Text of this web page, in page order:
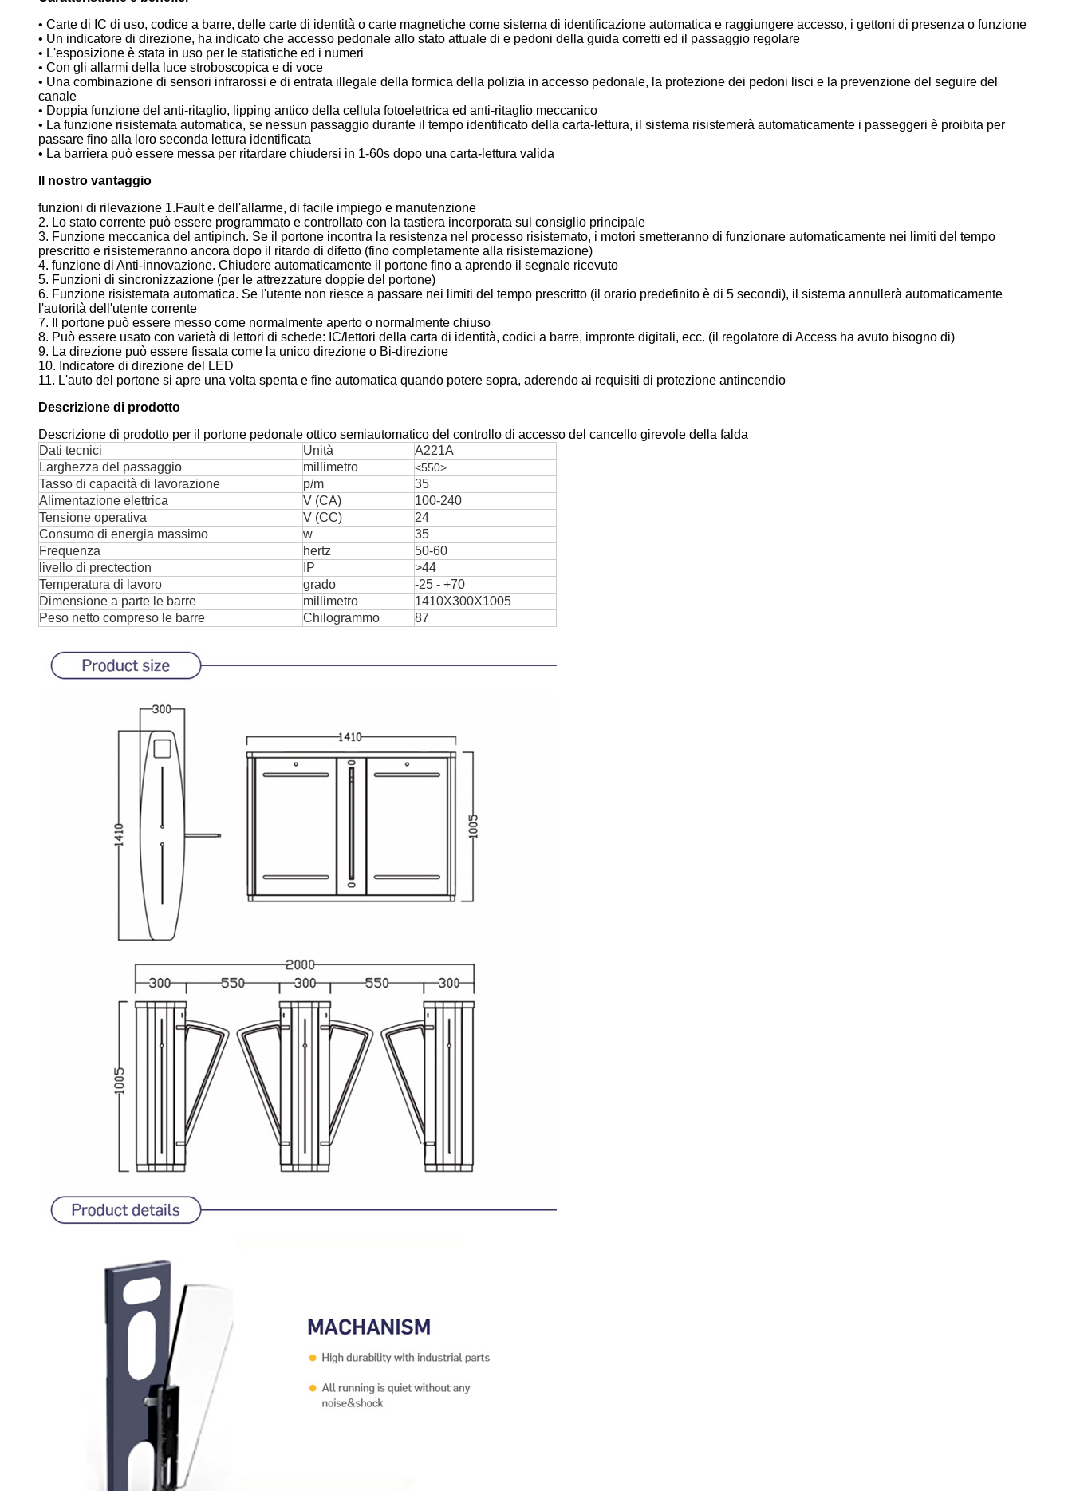
• Carte di IC di uso, codice a barre, delle carte di identità o carte magnetiche come sistema di identificazione automatica e raggiungere accesso, i gettoni di presenza o funzione
• Un indicatore di direzione, ha indicato che accesso pedonale allo stato attuale di e pedoni della guida corretti ed il passaggio regolare
• L'esposizione è stata in uso per le statistiche ed i numeri
• Con gli allarmi della luce stroboscopica e di voce
• Una combinazione di sensori infrarossi e di entrata illegale della formica della polizia in accesso pedonale, la protezione dei pedoni lisci e la prevenzione del seguire del
canale
• Doppia funzione del anti-ritaglio, lipping antico della cellula fotoelettrica ed anti-ritaglio meccanico
• La funzione risistemata automatica, se nessun passaggio durante il tempo identificato della carta-lettura, il sistema risistemerà automaticamente i passeggeri è proibita per
passare fino alla loro seconda lettura identificata
• La barriera può essere messa per ritardare chiudersi in 1-60s dopo una carta-lettura valida
Il nostro vantaggio
funzioni di rilevazione 1.Fault e dell'allarme, di facile impiego e manutenzione
2. Lo stato corrente può essere programmato e controllato con la tastiera incorporata sul consiglio principale
3. Funzione meccanica del antipinch. Se il portone incontra la resistenza nel processo risistemato, i motori smetteranno di funzionare automaticamente nei limiti del tempo
prescritto e risistemeranno ancora dopo il ritardo di difetto (fino completamente alla risistemazione)
4. funzione di Anti-innovazione. Chiudere automaticamente il portone fino a aprendo il segnale ricevuto
5. Funzioni di sincronizzazione (per le attrezzature doppie del portone)
6. Funzione risistemata automatica. Se l'utente non riesce a passare nei limiti del tempo prescritto (il orario predefinito è di 5 secondi), il sistema annullerà automaticamente
l'autorità dell'utente corrente
7. Il portone può essere messo come normalmente aperto o normalmente chiuso
8. Può essere usato con varietà di lettori di schede: IC/lettori della carta di identità, codici a barre, impronte digitali, ecc. (il regolatore di Access ha avuto bisogno di)
9. La direzione può essere fissata come la unico direzione o Bi-direzione
10. Indicatore di direzione del LED
11. L'auto del portone si apre una volta spenta e fine automatica quando potere sopra, aderendo ai requisiti di protezione antincendio
Descrizione di prodotto
Descrizione di prodotto per il portone pedonale ottico semiautomatico del controllo di accesso del cancello girevole della falda
Dati tecnici
Unità
A221A
Larghezza del passaggio
millimetro <550>
Tasso di capacità di lavorazione p/m
35
Alimentazione elettrica
V (CA)
100-240
Tensione operativa
V (CC)
24
Consumo di energia massimo
w
35
Frequenza
hertz
50-60
livello di prectection
IP
>44
Temperatura di lavoro
grado
-25 - +70
Dimensione a parte le barre
millimetro
1410X300X1005
Peso netto compreso le barre
Chilogrammo 87